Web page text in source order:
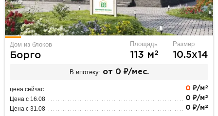
Дом из блоков
Борго
Площадь
113 м2
Размер
10.5х14
В ипотеку: от 0 ₽/мес.
цена сейчас 0 ₽/м 2
Цена с 16.08 0 ₽/м 2
Цена с 31.08 0 ₽/м 2